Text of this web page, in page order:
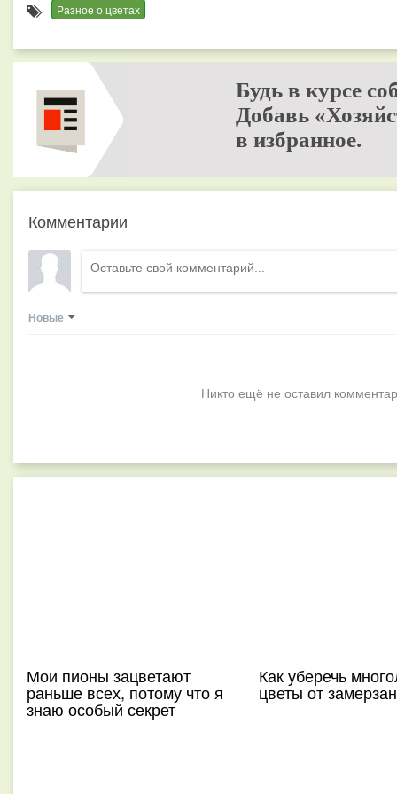
Разное о цветах
Будь в курсе
Добавь
в избранное.
Комментарии
Новые
Никто ещё не оставил
Мои пионы зацветают
раньше всех, потому что я
знаю особый секрет
Как уберечь
цветы от